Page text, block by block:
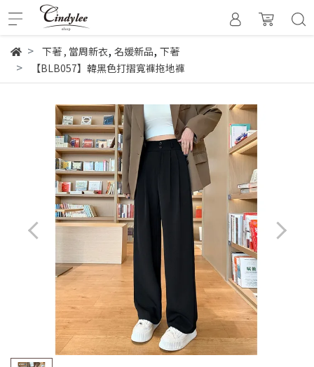
下著, 當周新衣, 名媛新品, 下著
【BLB057】韓黑色打摺寬褲拖地褲